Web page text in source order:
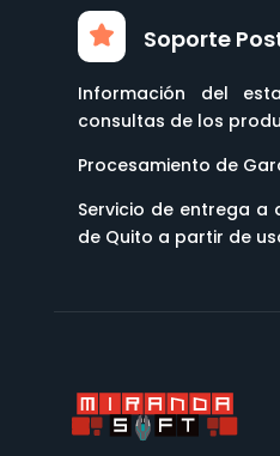
Soporte
Información del
consultas de los
Procesamiento de
Servicio de entrega a
de Quito a partir de